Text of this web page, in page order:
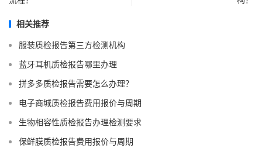
相关推荐
服装质检报告第三方检测机构
蓝牙耳机质检报告哪里办理
拼多多质检报告需要怎么办理？
电子商城质检报告费用报价与周期
生物相容性质检报告办理检测要求
保鲜膜质检报告费用报价与周期